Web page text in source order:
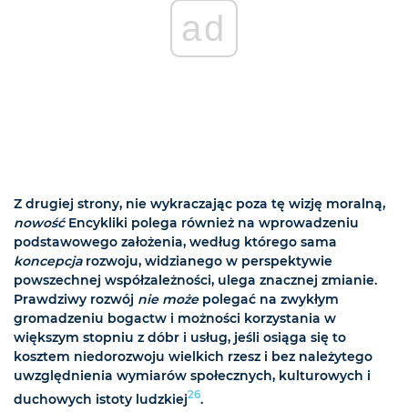
ad
Z drugiej strony, nie wykraczając poza tę wizję moralną,
nowośćEncykliki polega również na wprowadzeniu
podstawowego założenia, według którego sama
koncepcjarozwoju, widzianego w perspektywie
powszechnej współzależności, ulega znacznej zmianie.
Prawdziwy rozwój nie możepolegać na zwykłym
gromadzeniu bogactw i możności korzystania w
większym stopniu z dóbr i usług, jeśli osiąga się to
kosztem niedorozwoju wielkich rzesz i bez należytego
uwzględnienia wymiarów społecznych, kulturowych i
duchowych istoty ludzkiej26.